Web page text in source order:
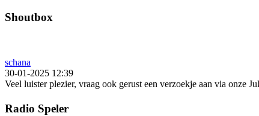
Shoutbox
schana
30-01-2025 12:39
Veel luister plezier, vraag ook gerust een verzoekje aan via onze
Radio Speler